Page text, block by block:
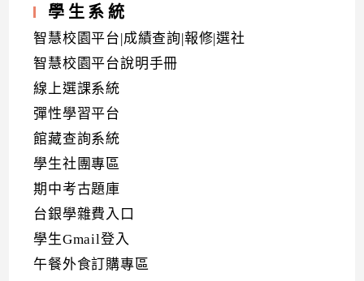
學生系統
智慧校園平台|成績查詢|報修|選社
智慧校園平台說明手冊
線上選課系統
彈性學習平台
館藏查詢系統
學生社團專區
期中考古題庫
台銀學雜費入口
學生Gmail登入
午餐外食訂購專區